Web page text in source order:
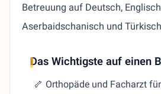
Betreuung auf Deutsch,
Aserbaidschanisch und
Das Wichtigste auf einen
🦴 Orthopäde und Facharzt